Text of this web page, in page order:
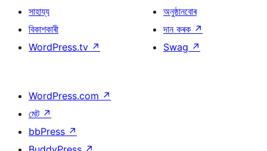
সাহায্য
বিকাশকাৰী
WordPress.tv ↗
অনুষ্ঠানবোৰ
দান কৰক ↗
Swag ↗
WordPress.com ↗
মেট ↗
bbPress ↗